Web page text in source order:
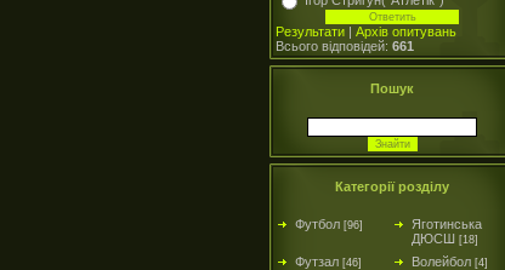
Результати | Архів опитувань
Всього відповідей: 661
Пошук
Категорії розділу
Футбол [96]
Яготинська
ДЮСШ [18]
Футзал [46] Волейбол [4]